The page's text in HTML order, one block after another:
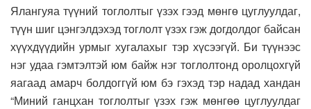
Ялангуяа түүний тоглолтыг үзэх гээд мөнгө цуглуулдаг,
түүн шиг цэнгэлдэхэд тоглолт үзэх гэж догдолдог байсан
хүүхдүүдийн урмыг хугалахыг тэр хүсээгүй. Би түүнээс
нэг удаа гэмтэлтэй юм байж нэг тоглолтонд оролцохгүй
яагаад амарч болдоггүй юм бэ гэхэд тэр надад хандан
“Миний ганцхан тоглолтыг үзэх гэж мөнгөө цуглуулдаг